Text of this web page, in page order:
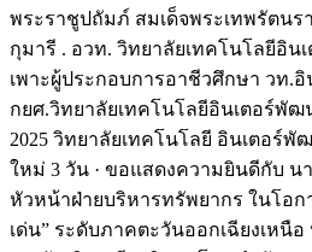
พระราชูปถัมภ์ สมเด็จพระเทพรัตน
กุมารี . อวท. วิทยาลัยเทคโนโลยีอิ
เพาะผู้ประกอบการอาชีวศึกษา วท.
กยศ.วิทยาลัยเทคโนโลยีอินเตอร์พัฒ
2025 วิทยาลัยเทคโนโลยี อินเตอร์
ใหม่ 3 วัน · ขอแสดงความยินดีกับ น
หัวหน้าฝ่ายบริหารทรัพยากร ในโอก
เด่น” ระดับภาคตะวันออกเฉียงเหนือ